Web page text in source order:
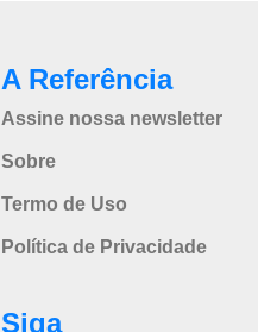
A Referência
Assine nossa newsletter
Sobre
Termo de Uso
Política de Privacidade
Siga